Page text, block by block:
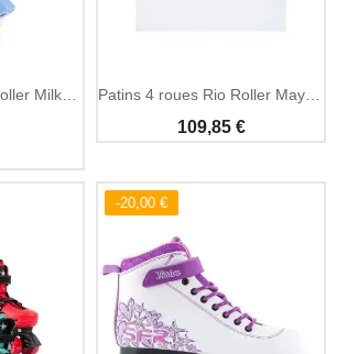
109,85 €
-20,00 €